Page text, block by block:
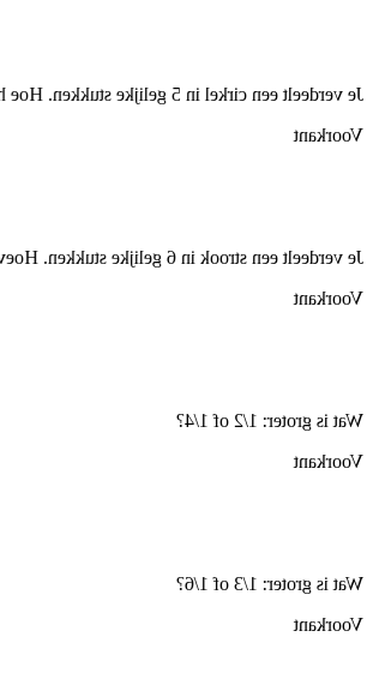
cirkel in 5 gelijke stukken. Hoe heet 1 stuk?
Voorkant
in 6 gelijke stukken. Hoeveel stukken zijn 2/6?
Voorkant
Wat is groter: 1/2 of 1/4?
Voorkant
Wat is groter: 1/3 of 1/6?
Voorkant